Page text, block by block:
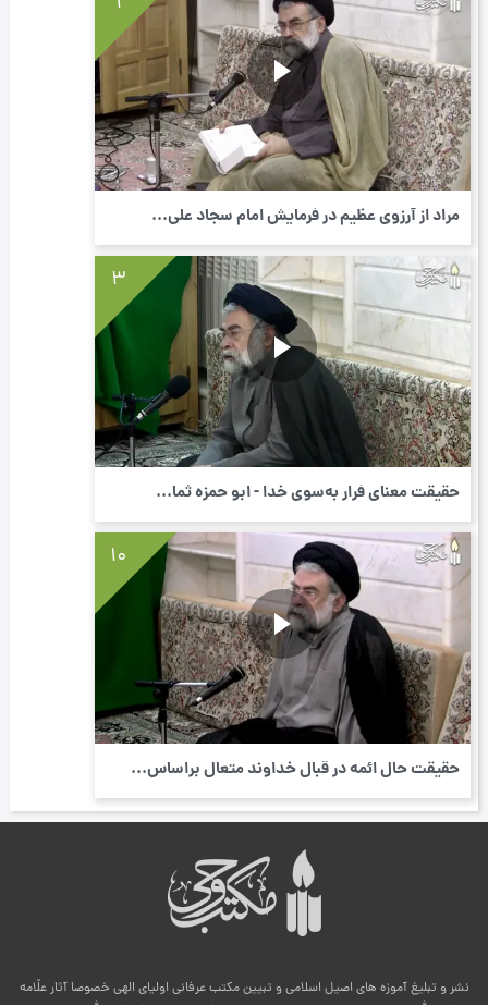
مراد از آرزوی عظیم در فرمایش امام سجاد علی...
3
حقیقت معنای فرار به‌سوی خدا - ابو حمزه ثما...
10
حقیقت حال ائمه در قبال خداوند متعال براساس...
نشر و تبلیغ آموزه های اصیل اسلامی و تبیین مکتب عرفانی اولیای الهی خصوصا آثار علّامه